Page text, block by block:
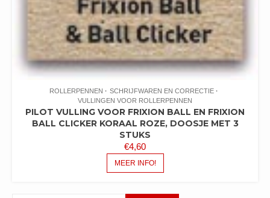
ROLLERPENNEN
SCHRIJFWAREN EN CORRECTIE
VULLINGEN VOOR ROLLERPENNEN
PILOT VULLING VOOR FRIXION BALL EN FRIXION
BALL CLICKER KORAAL ROZE, DOOSJE MET 3
STUKS
€4,60
MEER INFO!